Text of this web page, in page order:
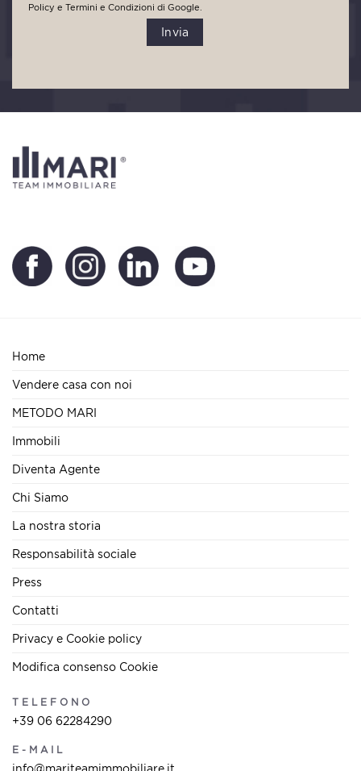
Policy e Termini e Condizioni di Google.
Invia
Home
Vendere casa con noi
METODO MARI
Immobili
Diventa Agente
Chi Siamo
La nostra storia
Responsabilità sociale
Press
Contatti
Privacy e Cookie policy
Modifica consenso Cookie
TELEFONO
+39 06 62284290
E-MAIL
info@mariteamimmobiliare.it